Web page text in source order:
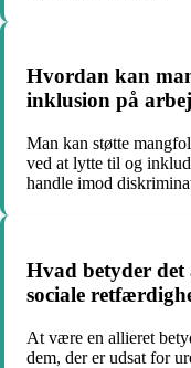
Hvordan kan
inklusion på
Man kan støtte
ved at lytte til og
handle imod
Hvad betyder
sociale
At være en allieret
dem, der er udsat for